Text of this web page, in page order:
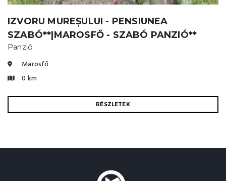
IZVORU MUREȘULUI - PENSIUNEA
SZABÓ**|MAROSFŐ - SZABÓ PANZIÓ**
Panzió
Marosfő
0 km
RÉSZLETEK